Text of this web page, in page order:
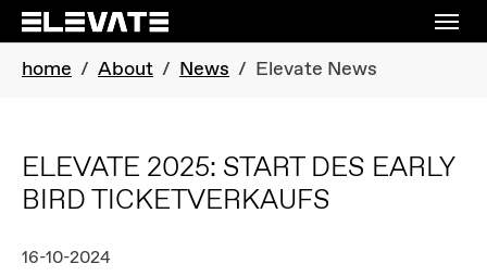
Skip to main navigation
Skip to main content
Skip to page footer
You are here:
home About News Elevate News
ELEVATE 2025: START DES EARLY
BIRD TICKETVERKAUFS
16-10-2024